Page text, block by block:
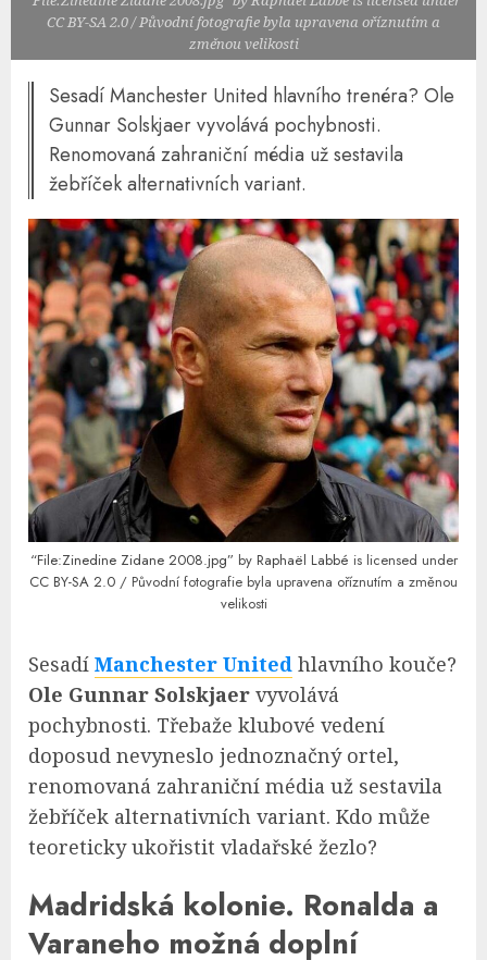
CC BY-SA 2.0 / Původní fotografie byla upravena oříznutím a
změnou velikosti
Sesadí Manchester United hlavního trenéra? Ole
Gunnar Solskjaer vyvolává pochybnosti.
Renomovaná zahraniční média už sestavila
žebříček alternativních variant.
“File:Zinedine Zidane 2008.jpg” by Raphaël Labbé is licensed under
CC BY-SA 2.0 / Původní fotografie byla upravena oříznutím a změnou
velikosti
Sesadí Manchester United hlavního kouče?
Ole Gunnar Solskjaer vyvolává
pochybnosti. Třebaže klubové vedení
doposud nevyneslo jednoznačný ortel,
renomovaná zahraniční média už sestavila
žebříček alternativních variant. Kdo může
teoreticky ukořistit vladařské žezlo?
Madridská kolonie. Ronalda a
Varaneho možná doplní